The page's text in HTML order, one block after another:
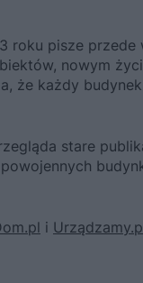
roku pisze
nowym
że każdy
stare
i